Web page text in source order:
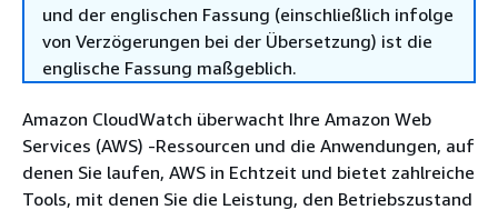
und der englischen Fassung (einschließlich infolge
von Verzögerungen bei der Übersetzung) ist die
englische Fassung maßgeblich.
Amazon CloudWatch überwacht Ihre Amazon Web
Services (AWS) -Ressourcen und die Anwendungen, auf
denen Sie laufen, AWS in Echtzeit und bietet zahlreiche
Tools, mit denen Sie die Leistung, den Betriebszustand